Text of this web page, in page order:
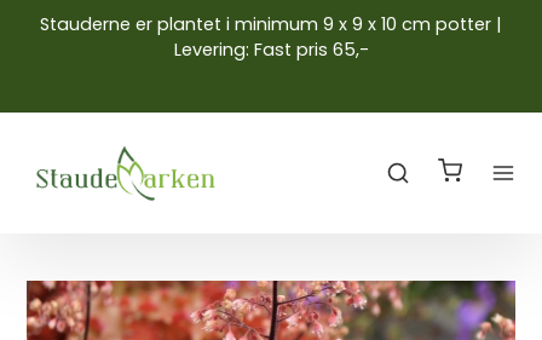
Stauderne er plantet i minimum 9 x 9 x 10 cm potter |
Levering: Fast pris 65,-